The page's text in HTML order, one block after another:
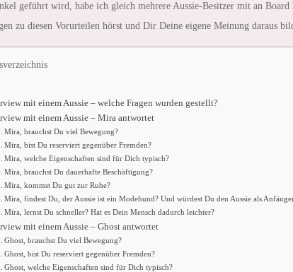
geführt wird, habe ich gleich mehrere Aussie-Besitzer mit an Board
zu diesen Vorurteilen hörst und Dir Deine eigene Meinung daraus
mit einem Aussie – welche Fragen wurden gestellt?
mit einem Aussie – Mira antwortet
Mira, brauchst Du viel Bewegung?
Mira, bist Du reserviert gegenüber Fremden?
Mira, welche Eigenschaften sind für Dich typisch?
Mira, brauchst Du dauerhafte Beschäftigung?
Mira, kommst Du gut zur Ruhe?
Mira, findest Du, der Aussie ist ein Modehund? Und würdest Du den Aussie als
Mira, lernst Du schneller? Hat es Dein Mensch dadurch leichter?
mit einem Aussie – Ghost antwortet
Ghost, brauchst Du viel Bewegung?
Ghost, bist Du reserviert gegenüber Fremden?
Ghost, welche Eigenschaften sind für Dich typisch?